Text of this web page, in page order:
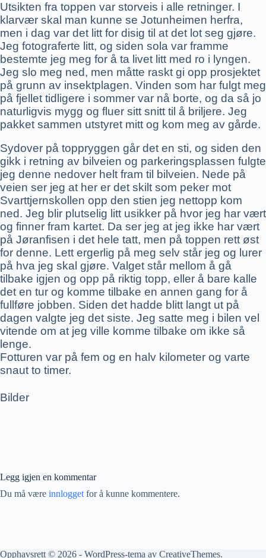
Utsikten fra toppen var storveis i alle retninger. I
klarvær skal man kunne se Jotunheimen herfra,
men i dag var det litt for disig til at det lot seg gjøre.
Jeg fotograferte litt, og siden sola var framme
bestemte jeg meg for å ta livet litt med ro i lyngen.
Jeg slo meg ned, men måtte raskt gi opp prosjektet
på grunn av insektplagen. Vinden som har fulgt meg
på fjellet tidligere i sommer var nå borte, og da så jo
naturligvis mygg og fluer sitt snitt til å briljere. Jeg
pakket sammen utstyret mitt og kom meg av gårde.
Sydover på toppryggen går det en sti, og siden den
gikk i retning av bilveien og parkeringsplassen fulgte
jeg denne nedover helt fram til bilveien. Nede på
veien ser jeg at her er det skilt som peker mot
Svarttjernskollen opp den stien jeg nettopp kom
ned. Jeg blir plutselig litt usikker på hvor jeg har vært
og finner fram kartet. Da ser jeg at jeg ikke har vært
på Jøranfisen i det hele tatt, men på toppen rett øst
for denne. Lett ergerlig på meg selv står jeg og lurer
på hva jeg skal gjøre. Valget står mellom å gå
tilbake igjen og opp på riktig topp, eller å bare kalle
det en tur og komme tilbake en annen gang for å
fullføre jobben. Siden det hadde blitt langt ut på
dagen valgte jeg det siste. Jeg satte meg i bilen vel
vitende om at jeg ville komme tilbake om ikke så
lenge.
Fotturen var på fem og en halv kilometer og varte
snaut to timer.
Bilder
Legg igjen en kommentar
Du må være innlogget for å kunne kommentere.
Opphavsrett © 2026 - WordPress-tema av CreativeThemes.